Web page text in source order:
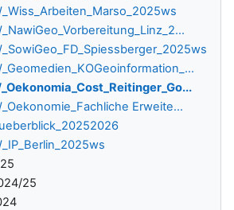
Erweite...
25